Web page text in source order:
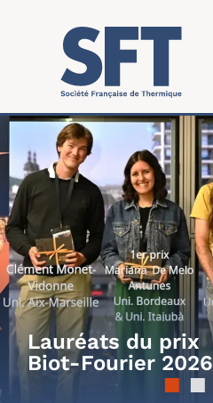
Skip to main content
Lauréats du prix
Biot-Fourier 2026